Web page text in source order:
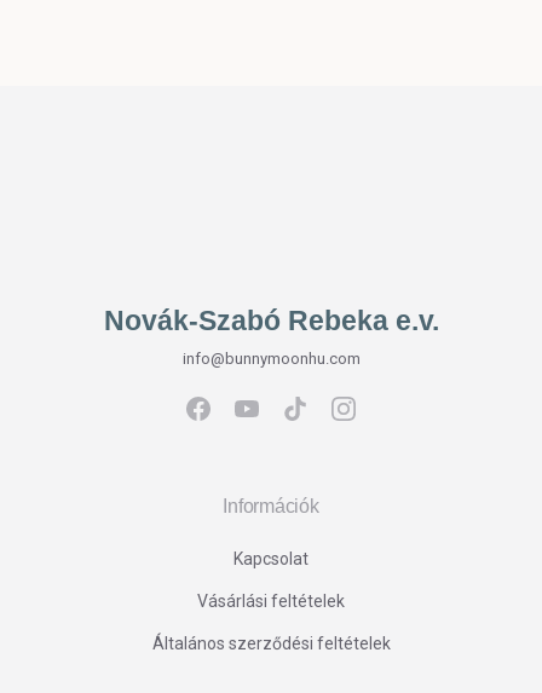
Novák-Szabó Rebeka e.v.
info@bunnymoonhu.com
Információk
Kapcsolat
Vásárlási feltételek
Általános szerződési feltételek